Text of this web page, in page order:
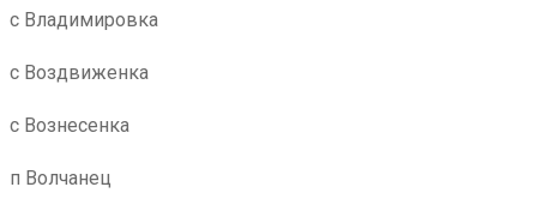
с Владимировка
с Воздвиженка
с Вознесенка
п Волчанец